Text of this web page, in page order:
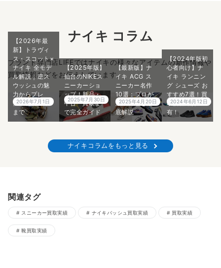
ナイキ コラム
ブランド専門店LIFEではナイキの様々なアイテムの新作情報や
買取情報などをお伝えしています。
【2026年最
新】トラヴィ
ス・スコット×
ナイキ 全モデ
ル解説｜逆ス
ウッシュの魅
力からプレ
値・偽物対策
まで
2026年7月1日
【2025年版】
仙台のNIKEス
ニーカーショ
ップ！新品・
中古・買取ま
で完全ガイド
2025年7月30日
【最新版】ナ
イキ ACG ス
ニーカー名作
10選：プロが
選ぶ名品を徹
底解説
2025年4月20日
【2024年版初
心者向け】ナ
イキ ランニン
グ シューズ お
すすめ7選！買
取価格紹介
有！
2024年6月12日
ナイキコラムをもっと見る
関連タグ
スニーカー買取実績 ナイキバッシュ買取実績 買取実績
靴買取実績